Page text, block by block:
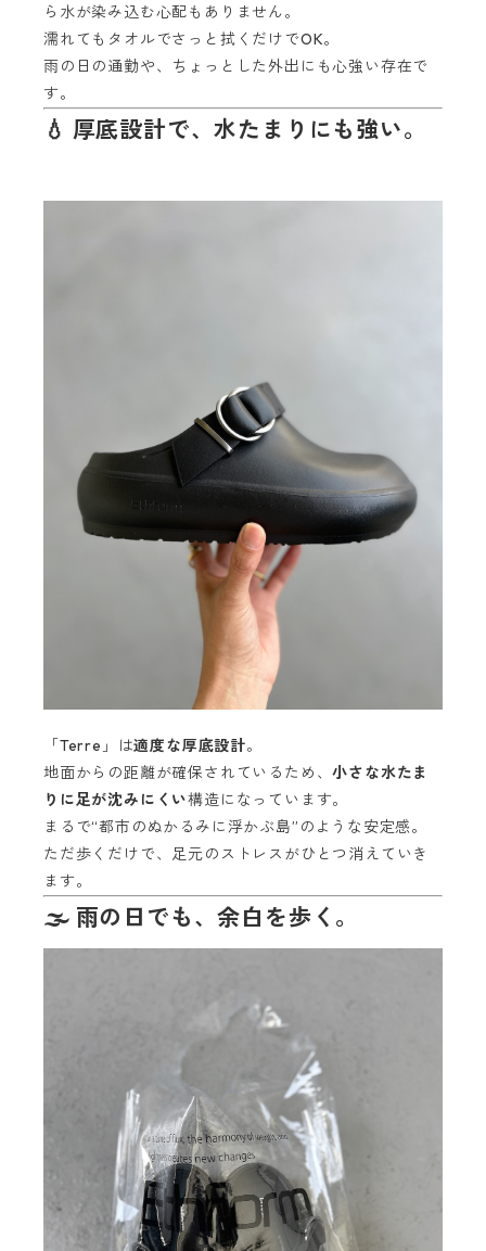
ら水が染み込む心配もありません。
濡れてもタオルでさっと拭くだけでOK。
雨の日の通勤や、ちょっとした外出にも心強い存在で
す。
💧 厚底設計で、水たまりにも強い。
「Terre」は適度な厚底設計。
地面からの距離が確保されているため、小さな水たま
りに足が沈みにくい構造になっています。
まるで“都市のぬかるみに浮かぶ島”のような安定感。
ただ歩くだけで、足元のストレスがひとつ消えていき
ます。
🌫 雨の日でも、余白を歩く。